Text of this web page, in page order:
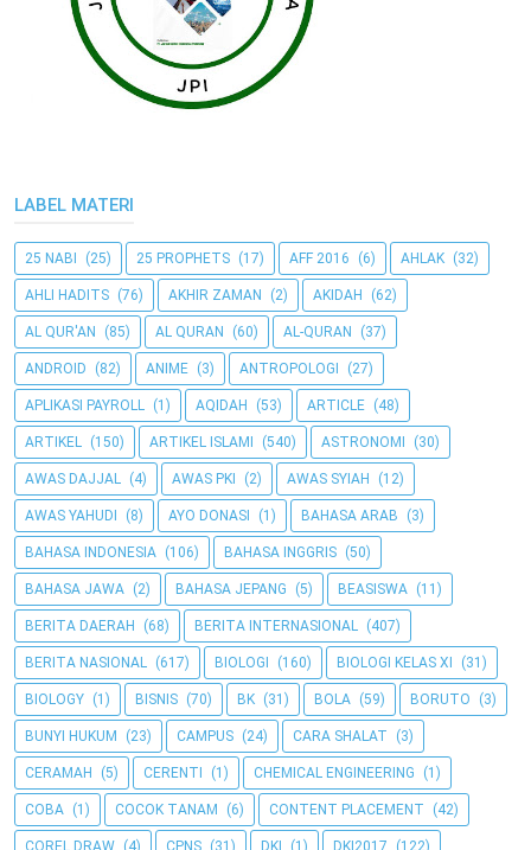
LABEL MATERI
25 NABI (25) 25 PROPHETS (17) AFF 2016 (6) AHLAK (32)
AHLI HADITS (76) AKHIR ZAMAN (2) AKIDAH (62)
AL QUR'AN (85) AL QURAN (60) AL-QURAN (37)
ANDROID (82) ANIME (3) ANTROPOLOGI (27)
APLIKASI PAYROLL (1) AQIDAH (53) ARTICLE (48)
ARTIKEL (150) ARTIKEL ISLAMI (540) ASTRONOMI (30)
AWAS DAJJAL (4) AWAS PKI (2) AWAS SYIAH (12)
AWAS YAHUDI (8) AYO DONASI (1) BAHASA ARAB (3)
BAHASA INDONESIA (106) BAHASA INGGRIS (50)
BAHASA JAWA (2) BAHASA JEPANG (5) BEASISWA (11)
BERITA DAERAH (68) BERITA INTERNASIONAL (407)
BERITA NASIONAL (617) BIOLOGI (160) BIOLOGI KELAS XI (31)
BIOLOGY (1) BISNIS (70) BK (31) BOLA (59) BORUTO (3)
BUNYI HUKUM (23) CAMPUS (24) CARA SHALAT (3)
CERAMAH (5) CERENTI (1) CHEMICAL ENGINEERING (1)
COBA (1) COCOK TANAM (6) CONTENT PLACEMENT (42)